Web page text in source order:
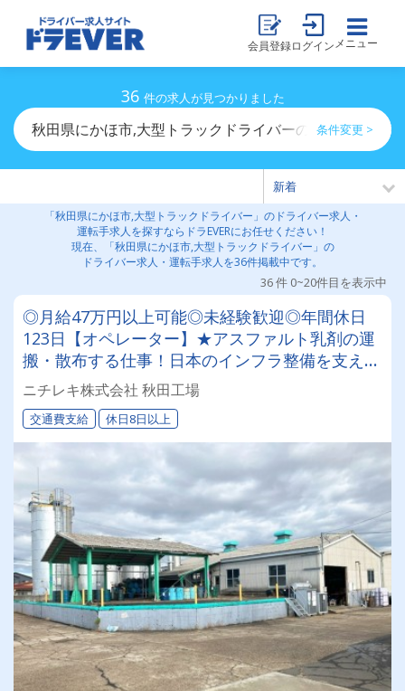
会員登録ログイン メニュー
36 件の求人が見つかりました
秋田県にかほ市,大型トラックドライバーのドライバー求
条件変更 >
「秋田県にかほ市,大型トラックドライバー」のドライバー求人・
運転手求人を探すならドラEVERにお任せください！
現在、「秋田県にかほ市,大型トラックドライバー」の
ドライバー求人・運転手求人を36件掲載中です。
36 件 0~20件目を表示中
◎月給47万円以上可能◎未経験歓迎◎年間休日
123日【オペレーター】★アスファルト乳剤の運
搬・散布する仕事！日本のインフラ整備を支える
やりがいアリ！！
ニチレキ株式会社 秋田工場
交通費支給 休日8日以上